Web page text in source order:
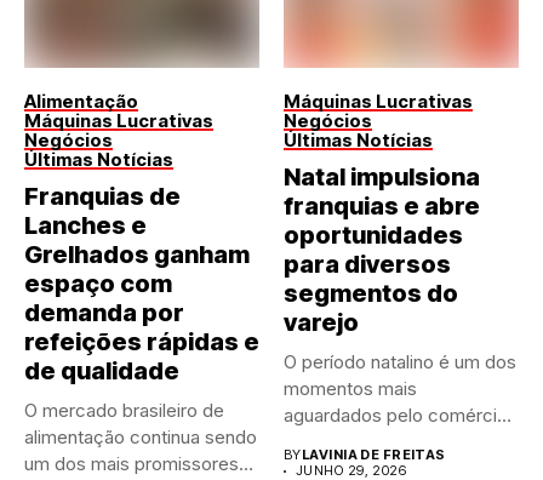
Alimentação
Máquinas Lucrativas
Negócios
Últimas Notícias
Franquias de
Lanches e
Grelhados ganham
espaço com
demanda por
refeições rápidas e
de qualidade
O mercado brasileiro de
alimentação continua sendo
um dos mais promissores
Máquinas Lucrativas
Negócios
Últimas Notícias
Natal impulsiona
franquias e abre
oportunidades
para diversos
segmentos do
varejo
O período natalino é um dos
momentos mais
aguardados pelo comércio
BYLAVINIA DE FREITAS
JUNHO 29, 2026